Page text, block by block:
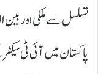
تسلسل سے ملکی اور بین
پاکستان میں آئی ٹی